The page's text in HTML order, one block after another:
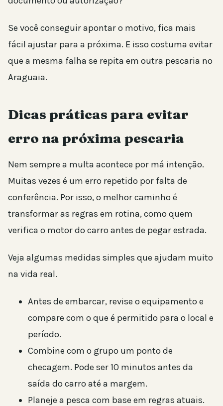
Se você conseguir apontar o motivo, fica mais
fácil ajustar para a próxima. E isso costuma evitar
que a mesma falha se repita em outra pescaria no
Araguaia.
Dicas práticas para evitar
erro na próxima pescaria
Nem sempre a multa acontece por má intenção.
Muitas vezes é um erro repetido por falta de
conferência. Por isso, o melhor caminho é
transformar as regras em rotina, como quem
verifica o motor do carro antes de pegar estrada.
Veja algumas medidas simples que ajudam muito
na vida real.
Antes de embarcar, revise o equipamento e
compare com o que é permitido para o local e
período.
Combine com o grupo um ponto de
checagem. Pode ser 10 minutos antes da
saída do carro até a margem.
Planeje a pesca com base em regras atuais.